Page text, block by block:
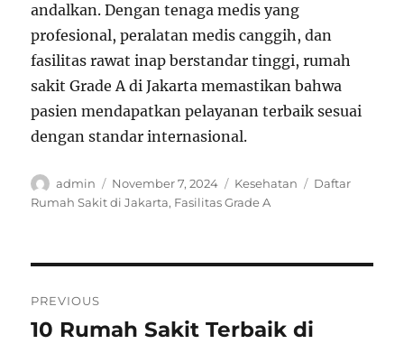
andalkan. Dengan tenaga medis yang
profesional, peralatan medis canggih, dan
fasilitas rawat inap berstandar tinggi, rumah
sakit Grade A di Jakarta memastikan bahwa
pasien mendapatkan pelayanan terbaik sesuai
dengan standar internasional.
Author
admin
Posted
on
November 7, 2024 Categories
Kesehatan Tags
Daftar
Rumah Sakit di Jakarta, Fasilitas Grade A
pos
PREVIOUS
Previous
10 Rumah Sakit Terbaik di